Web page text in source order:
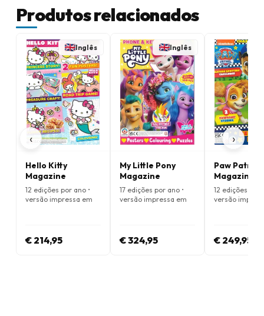
Produtos relacionados
‹
Inglês
Hello Kitty
Magazine
12 edições por ano •
versão impressa em
€ 214,95
Inglês
My Little Pony
Magazine
17 edições por ano •
versão impressa em
€ 324,95
Paw Patrol
Magazine
12 edições por
versão
€ 249,95
›